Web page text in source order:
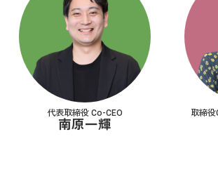
代表取締役 Co-CEO
南原一輝
取締役